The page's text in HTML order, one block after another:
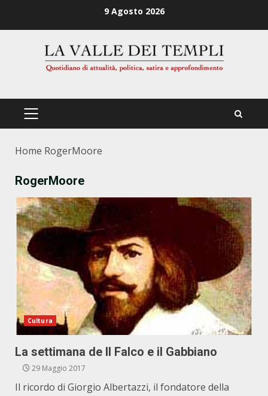
9 Agosto 2026
PRIMÄRES
Home RogerMoore
RogerMoore
Cultura
La settimana de Il Falco e il Gabbiano
29 Maggio 2017
Il ricordo di Giorgio Albertazzi, il fondatore della